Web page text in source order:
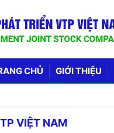
CHỦ GIỚI THIỆU
VIỆT NAM